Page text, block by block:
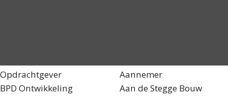
Opdrachtgever
BPD Ontwikkeling
Aannemer
Aan de Stegge Bouw